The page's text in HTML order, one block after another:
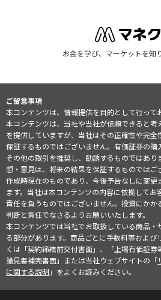
お金を学び、マーケットを知
ご留意事項
本コンテンツは、情報提供を目的として行って
本コンテンツは、当社や当社が信頼できると考
を提供していますが、当社はその正確性や完
保証するものではございません。有価証券の購
その他の取引を推奨し、勧誘するものではあ
想・意見は、将来の結果を保証するものではご
作成時現在のものであり、今後予告なしに変
ます。当社は本コンテンツの内容に依拠して
責任を負うものではございません。投資にかか
判断と責任でなさるようお願いいたします。
本コンテンツでは当社でお取扱している商品
る部分があります。商品ごとに手数料等および
くは「契約締結前交付書面」、「上場有価証
論見書補完書面」または当社ウェブサイトの「
に関する説明」をよくお読みください。